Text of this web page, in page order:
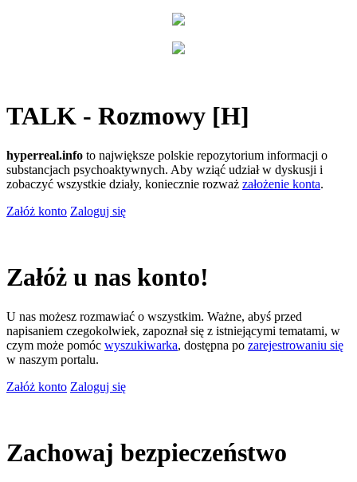
TALK - Rozmowy [H]
hyperreal.info to największe polskie repozytorium informacji o
substancjach psychoaktywnych. Aby wziąć udział w dyskusji i
zobaczyć wszystkie działy, koniecznie rozważ założenie konta.
Załóż konto Zaloguj się
Załóż u nas konto!
U nas możesz rozmawiać o wszystkim. Ważne, abyś przed
napisaniem czegokolwiek, zapoznał się z istniejącymi tematami, w
czym może pomóc wyszukiwarka, dostępna po zarejestrowaniu się
w naszym portalu.
Załóż konto Zaloguj się
Zachowaj bezpieczeństwo